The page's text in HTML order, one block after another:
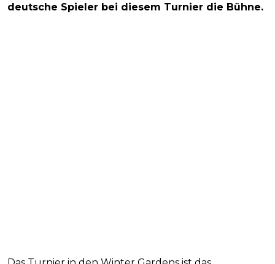
deutsche Spieler bei diesem Turnier die Bühne.